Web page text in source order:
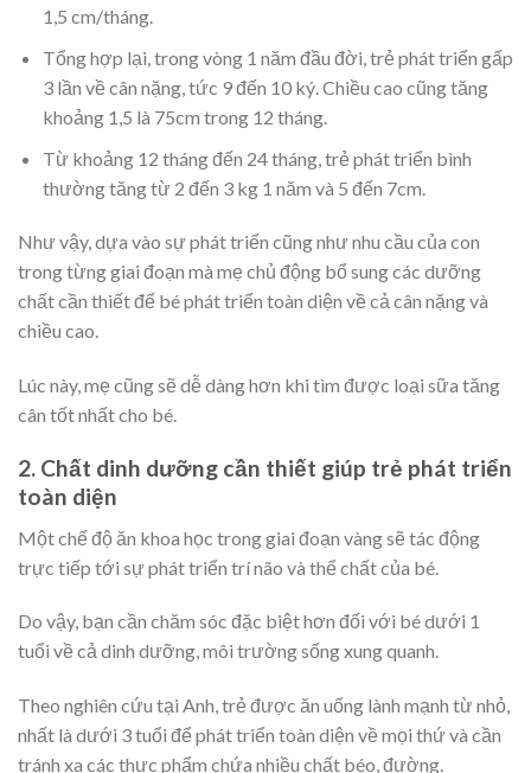
1,5 cm/tháng.
Tổng hợp lại, trong vòng 1 năm đầu đời, trẻ phát triển gấp
3 lần về cân nặng, tức 9 đến 10 ký. Chiều cao cũng tăng
khoảng 1,5 là 75cm trong 12 tháng.
Từ khoảng 12 tháng đến 24 tháng, trẻ phát triển bình
thường tăng từ 2 đến 3 kg 1 năm và 5 đến 7cm.
Như vậy, dựa vào sự phát triển cũng như nhu cầu của con
trong từng giai đoạn mà mẹ chủ động bổ sung các dưỡng
chất cần thiết để bé phát triển toàn diện về cả cân nặng và
chiều cao.
Lúc này, mẹ cũng sẽ dễ dàng hơn khi tìm được loại sữa tăng
cân tốt nhất cho bé.
2. Chất dinh dưỡng cần thiết giúp trẻ phát triển
toàn diện
Một chế độ ăn khoa học trong giai đoạn vàng sẽ tác động
trực tiếp tới sự phát triển trí não và thể chất của bé.
Do vậy, bạn cần chăm sóc đặc biệt hơn đối với bé dưới 1
tuổi về cả dinh dưỡng, môi trường sống xung quanh.
Theo nghiên cứu tại Anh, trẻ được ăn uống lành mạnh từ nhỏ,
nhất là dưới 3 tuổi để phát triển toàn diện về mọi thứ và cần
tránh xa các thực phẩm chứa nhiều chất béo, đường.